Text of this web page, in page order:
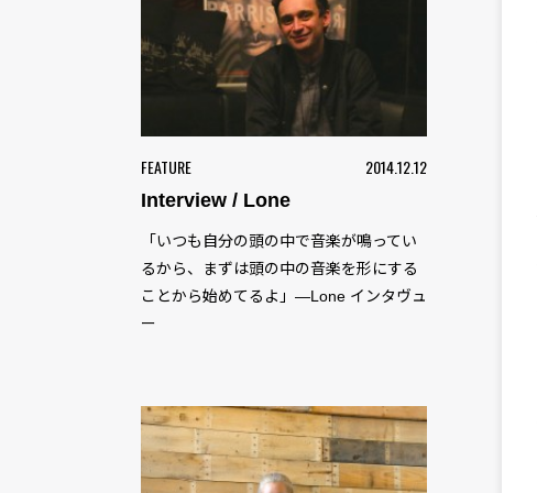
FEATURE 2014.12.12
Interview / Lone
「いつも自分の頭の中で音楽が鳴ってい
るから、まずは頭の中の音楽を形にする
ことから始めてるよ」—Lone インタヴュ
ー